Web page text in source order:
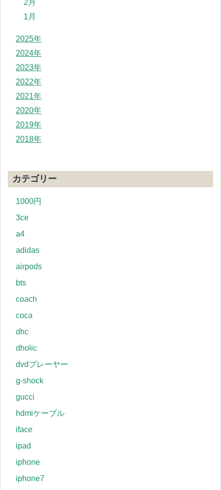
2月
1月
2025年
2024年
2023年
2022年
2021年
2020年
2019年
2018年
カテゴリー
1000円
3ce
a4
adidas
airpods
bts
coach
coca
dhc
dholic
dvdプレーヤー
g-shock
gucci
hdmiケーブル
iface
ipad
iphone
iphone7